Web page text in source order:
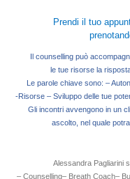
Prendi il tuo
Il counselling può
le tue risorse la
Le parole chiave sono: –
-Risorse – Sviluppo delle tue
Gli incontri avvengono in un
ascolto, nel quale
Alessandra Pagliarini
– Counselling– Breath Coach–